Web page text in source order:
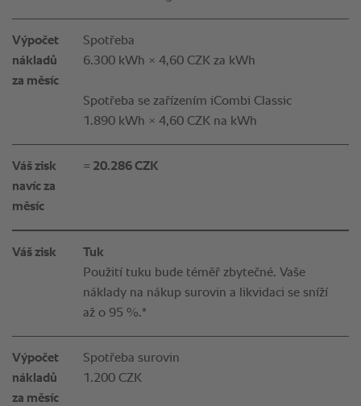
Výpočet
nákladů
za měsíc
Spotřeba
6.300 kWh × 4,60 CZK za kWh
Spotřeba se zařízením iCombi Classic
1.890 kWh × 4,60 CZK na kWh
Váš zisk
navíc za
měsíc
= 20.286 CZK
Váš zisk
Tuk
Použití tuku bude téměř zbytečné. Vaše
náklady na nákup surovin a likvidaci se sníží
až o 95 %.*
Výpočet
nákladů
za měsíc
Spotřeba surovin
1.200 CZK